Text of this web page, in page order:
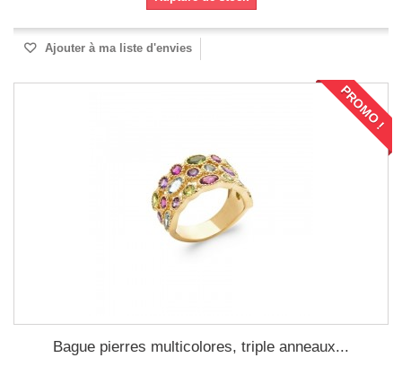
Ajouter à ma liste d'envies
PROMO !
Bague pierres multicolores, triple anneaux...